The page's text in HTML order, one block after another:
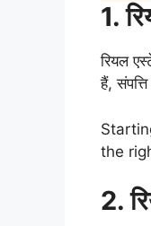
1.
रियल
हैं,
the
2.